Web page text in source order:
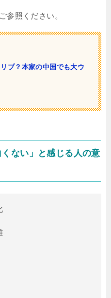
参照ください。
ブ？本家の中国でも大ウ
くない」と感じる人の意